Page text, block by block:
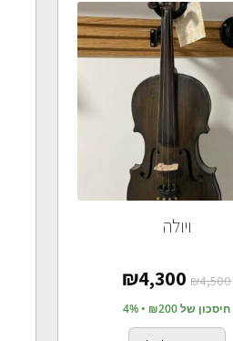
ויולה
₪4,500
₪4,300
חיסכון של ₪200 • 4%